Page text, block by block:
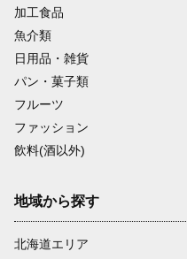
加工食品
魚介類
日用品・雑貨
パン・菓子類
フルーツ
ファッション
飲料(酒以外)
地域から探す
北海道エリア